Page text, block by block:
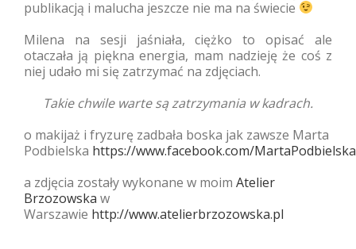
publikacją i malucha jeszcze nie ma na świecie
Milena na sesji jaśniała, ciężko to opisać ale
otaczała ją piękna energia, mam nadzieję że coś z
niej udało mi się zatrzymać na zdjęciach.
Takie chwile warte są zatrzymania w kadrach.
o makijaż i fryzurę zadbała boska jak zawsze Marta
Podbielska https://www.facebook.com/
a zdjęcia zostały wykonane w moim Atelier
Brzozowska w
Warszawie http://www.atelierbrzozowska.pl